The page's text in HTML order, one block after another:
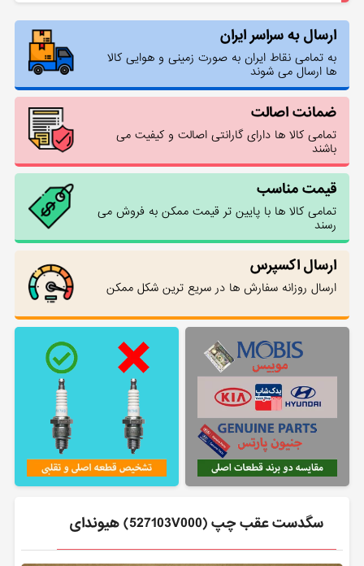
ارسال به سراسر ایران
به تمامی نقاط ایران به صورت زمینی و هوایی کالا
ها ارسال می شوند
ضمانت اصالت
تمامی کالا ها دارای گارانتی اصالت و کیفیت می
باشند
قیمت مناسب
تمامی کالا ها با پایین تر قیمت ممکن به فروش می
رسند
ارسال اکسپرس
ارسال روزانه سفارش ها در سریع ترین شکل ممکن
سگدست عقب چپ (527103V000) هیوندای